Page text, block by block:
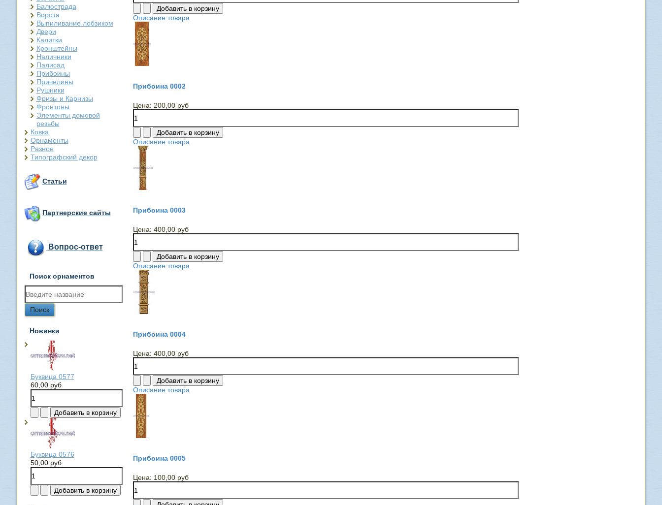
Балюстрада
Ворота
Выпиливание лобзиком
Двери
Калитки
Кронштейны
Наличники
Палисад
Прибоины
Причелины
Рушники
Фризы и Карнизы
Фронтоны
Элементы домовой
резьбы
Ковка
Орнаменты
Разное
Типографский декор
Статьи
Партнерские сайты
Вопрос-ответ
Поиск орнаментов
Новинки
Буквица 0577
60,00 руб
Буквица 0576
50,00 руб
Описание товара
Прибоина 0002
Цена: 200,00 руб
Описание товара
Прибоина 0003
Цена: 400,00 руб
Описание товара
Прибоина 0004
Цена: 400,00 руб
Описание товара
Прибоина 0005
Цена: 100,00 руб